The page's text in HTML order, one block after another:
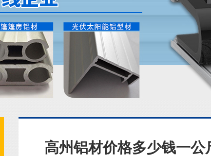
高州铝材价格多少钱一